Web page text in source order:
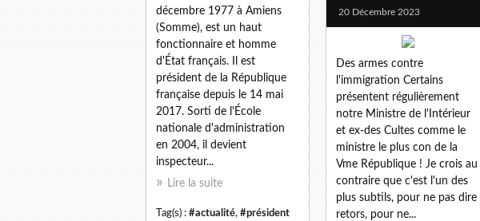
décembre 1977 à Amiens
(Somme), est un haut
fonctionnaire et homme
d'État français. Il est
président de la République
française depuis le 14 mai
2017. Sorti de l'École
nationale d'administration
en 2004, il devient
inspecteur...
Lire la suite
Tag(s) : #actualité, #président
20 Décembre 2023
Des armes contre
l'immigration Certains
présentent régulièrement
notre Ministre de l'Intérieur
et ex-des Cultes comme le
ministre le plus con de la
Vme République ! Je crois au
contraire que c'est l'un des
plus subtils, pour ne pas dire
retors, pour ne...